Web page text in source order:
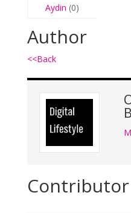
Aydin (0)
Author
<<Back
Contributor